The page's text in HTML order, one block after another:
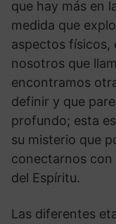
que hay más en
medida que
aspectos físicos,
nosotros que
encontramos
definir y que
profundo; esta
su misterio que
conectarnos con
del Espíritu.
Las diferentes